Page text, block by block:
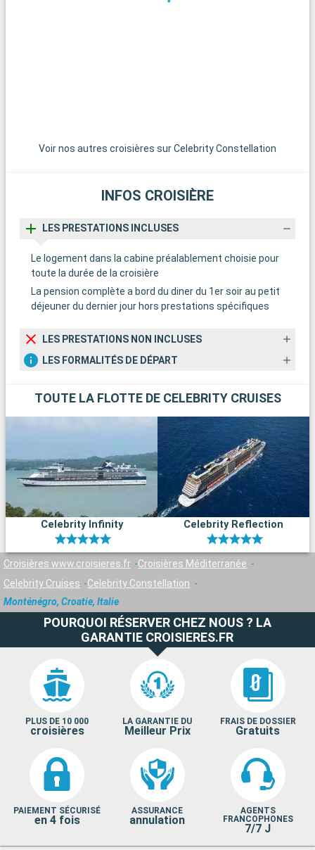
Renaissance, offrent un aperçu de l'art des jardins italiens.
Voir nos autres croisières sur Celebrity Constellation
INFOS CROISIÈRE
LES PRESTATIONS INCLUSES
Le logement dans la cabine préalablement choisie pour
toute la durée de la croisière
La pension complète a bord du diner du 1er soir au petit
déjeuner du dernier jour hors prestations spécifiques
LES PRESTATIONS NON INCLUSES
LES FORMALITÉS DE DÉPART
TOUTE LA FLOTTE DE CELEBRITY CRUISES
Celebrity Infinity Celebrity Reflection
Croisières www.croisieres.fr
Croisières Méditerranée
Celebrity Cruises
Celebrity Constellation
Monténégro, Croatie, Italie
POURQUOI RÉSERVER CHEZ NOUS ? LA
GARANTIE CROISIERES.FR
PLUS DE 10 000
croisières
LA GARANTIE DU
Meilleur Prix
FRAIS DE DOSSIER
Gratuits
PAIEMENT SÉCURISÉ
en 4 fois
ASSURANCE
annulation
AGENTS
FRANCOPHONES
7/7 J